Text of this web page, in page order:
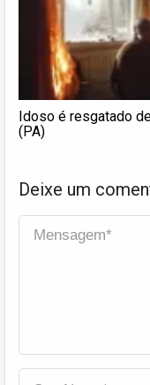
Idoso é resgatado
(PA)
Deixe um